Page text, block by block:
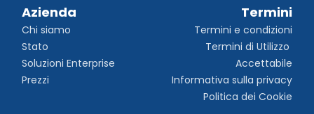
Azienda
Chi siamo
Stato
Soluzioni Enterprise
Prezzi
Termini
Termini e condizioni
Termini di Utilizzo
Accettabile
Informativa sulla privacy
Politica dei Cookie